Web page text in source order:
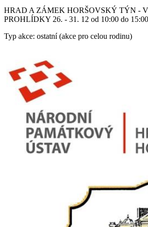
HRAD A ZÁMEK HORŠOVSKÝ TÝN -
PROHLÍDKY 26. - 31. 12 od 10:00 do
Typ akce: ostatní (akce pro celou rodinu)